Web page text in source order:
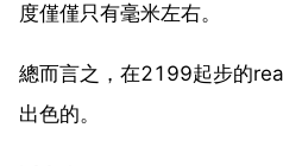
度僅僅只有毫米左右。
總而言之，在2199起步的
出色的。